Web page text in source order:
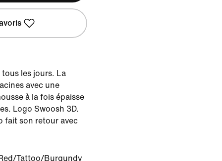
les jours. La
avec une
à la fois épaisse
Logo Swoosh 3D.
fait son retour avec
Tattoo/Burgundy